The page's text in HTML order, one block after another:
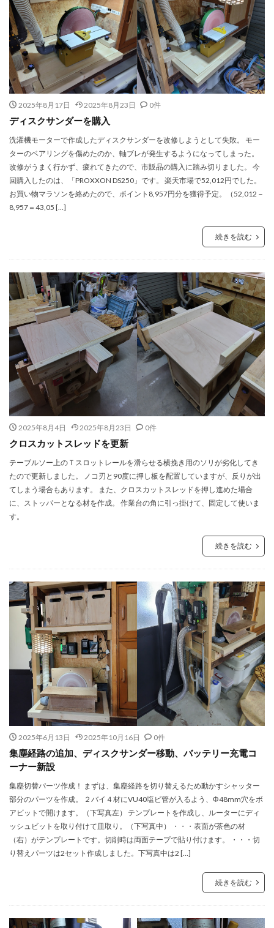
2025年8月17日 2025年8月23日 0件
ディスクサンダーを購入
洗濯機モーターで作成したディスクサンダーを改修しようとして失敗。 モー
ターのベアリングを傷めたのか、軸ブレが発生するようになってしまった。
改修がうまく行かず、疲れてきたので、市販品の購入に踏み切りました。 今
回購入したのは、「PROXXON DS250」です。 楽天市場で52,012円でした。
お買い物マラソンを絡めたので、ポイント8,957円分を獲得予定。（52,012－
8,957＝43,05 […]
続きを読む
2025年8月4日 2025年8月23日 0件
クロスカットスレッドを更新
テーブルソー上のＴスロットレールを滑らせる横挽き用のソリが劣化してき
たので更新しました。 ノコ刃と90度に押し板を配置していますが、反りが出
てしまう場合もあります。 また、クロスカットスレッドを押し進めた場合
に、ストッパーとなる材を作成。 作業台の角に引っ掛けて、固定して使いま
す。
続きを読む
2025年6月13日 2025年10月16日 0件
集塵経路の追加、ディスクサンダー移動、バッテリー充電コ
ーナー新設
集塵切替パーツ作成！ まずは、集塵経路を切り替えるため動かすシャッター
部分のパーツを作成。 ２バイ４材にVU40塩ビ管が入るよう、Φ48mm穴をボ
アビットで開けます。（下写真左） テンプレートを作成し、ルーターにディ
ッシュビットを取り付けて皿取り。（下写真中） ・・・表面が茶色の材
（右）がテンプレートです。切削時は両面テープで貼り付けます。 ・・・切
り替えパーツは2セット作成しました。下写真中は2 […]
続きを読む